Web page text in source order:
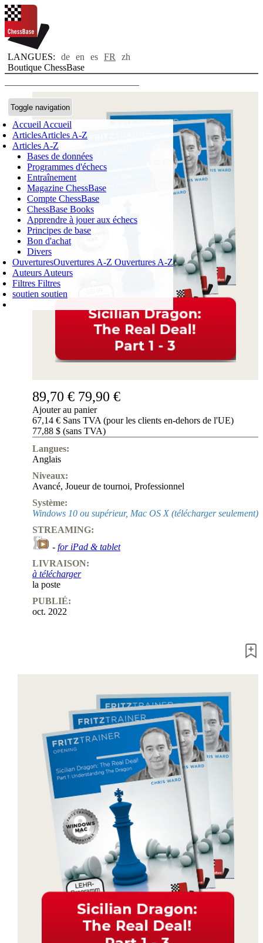
LANGUES: de en es FR
zh
Boutique ChessBase
Toggle navigation
Accueil Accueil
ArticlesArticles A-Z
Articles A-Z
Bases de données
Programmes d'échecs
Entraînement
Magazine ChessBase
Compte ChessBase
ChessBase Books
Apprendre à jouer aux échecs
Principes de base
Bon d'achat
Divers
OuverturesOuvertures A-Z Ouvertures A-Z
Auteurs Auteurs
Filtres Filtres
soutien soutien
Login
PANIER D'ACHATS
0ARTICLE
✔
89,70 € 79,90 €
Ajouter au panier
67,14 € Sans TVA (pour les clients en-dehors de l'UE)
77,88 $ (sans TVA)
Langues:
Anglais
Niveaux:
Avancé, Joueur de tournoi, Professionnel
Système:
Windows 10 ou supérieur, Mac OS X (télécharger seulement)
STREAMING:
- for iPad & tablet
LIVRAISON:
à télécharger
la poste
PUBLIÉ:
oct. 2022